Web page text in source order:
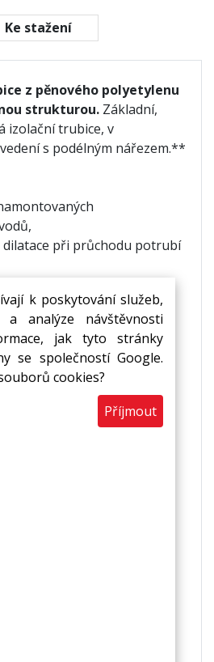
k poskytování služeb,
a analýze návštěvnosti
jak tyto stránky
se společností Google.
cookies?
Příjmout
Ke stažení
z pěnového polyetylenu
strukturou. Základní,
izolační trubice, v
s podélným nářezem.**
dilatace při průchodu potrubí
vytápění,
rozvodů
zpracovatelnost,